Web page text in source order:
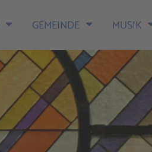
GEMEINDE MUSIK